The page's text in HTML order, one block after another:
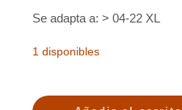
Se adapta a: > 04-22 XL
1 disponibles